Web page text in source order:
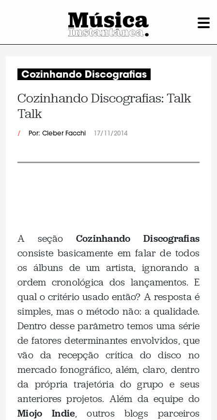
Cozinhando Discografias
Cozinhando Discografias: Talk
Talk
/ Por: Cleber Facchi 17/11/2014
A seção Cozinhando Discografias
consiste basicamente em falar de todos
os álbuns de um artista, ignorando a
ordem cronológica dos lançamentos. E
qual o critério usado então? A resposta é
simples, mas o método não: a qualidade.
Dentro desse parâmetro temos uma série
de fatores determinantes envolvidos, que
vão da recepção crítica do disco no
mercado fonográfico, além, claro, dentro
da própria trajetória do grupo e seus
anteriores projetos. Além da equipe do
Miojo Indie, outros blogs parceiros